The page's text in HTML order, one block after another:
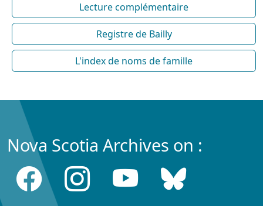
Lecture complémentaire
Registre de Bailly
L'index de noms de famille
Nova Scotia Archives on :